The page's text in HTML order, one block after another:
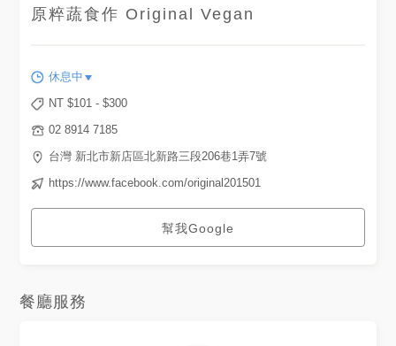
度，配上店內自助取用的檸檬水
解膩剛剛好，也能順便去油，裡
原粹蔬食作 Original Vegan
休息中
NT $101 - $300
02 8914 7185
台灣 新北市新店區北新路三段206巷1弄7號
https://www.facebook.com/original201501
幫我Google
餐廳服務